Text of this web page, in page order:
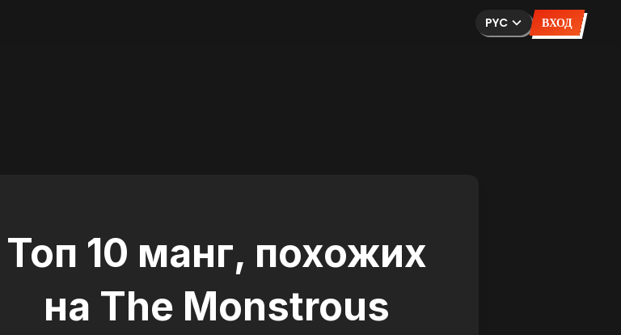
PYC ВХОД
Топ 10 манг, похожих
на The Monstrous